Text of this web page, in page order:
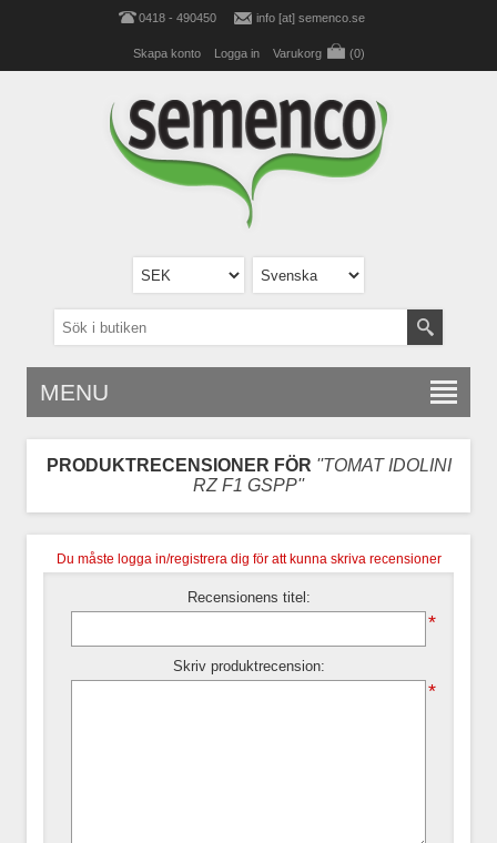
0418 - 490450 info [at] semenco.se
Skapa konto Logga in Varukorg (0)
MENU
PRODUKTRECENSIONER FÖR
TOMAT IDOLINI
RZ F1 GSPP
Du måste logga in/registrera dig för att kunna skriva recensioner
Recensionens titel:
*
Skriv produktrecension:
*